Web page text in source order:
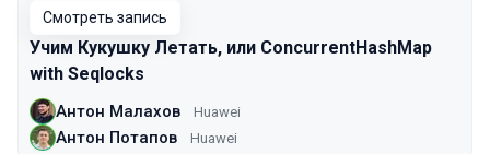
Смотреть запись
Учим Кукушку Летать, или ConcurrentHashMap
with Seqlocks
Антон Малахов Huawei
Антон Потапов Huawei